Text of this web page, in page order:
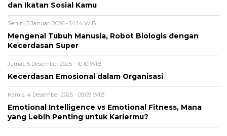
dan Ikatan Sosial Kamu
Senin, 5 Januari 2026 - 14:14 WIB
Mengenal Tubuh Manusia, Robot Biologis dengan
Kecerdasan Super
Jumat, 5 Desember 2025 - 10:10 WIB
Kecerdasan Emosional dalam Organisasi
Kamis, 4 Desember 2025 - 09:09 WIB
Emotional Intelligence vs Emotional Fitness, Mana
yang Lebih Penting untuk Kariermu?